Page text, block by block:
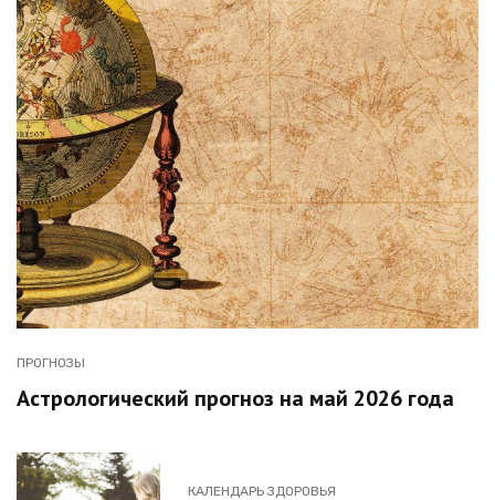
ПРОГНОЗЫ
Астрологический прогноз на май 2026 года
КАЛЕНДАРЬ ЗДОРОВЬЯ